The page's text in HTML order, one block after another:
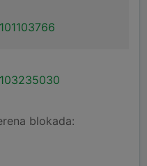
blokada: